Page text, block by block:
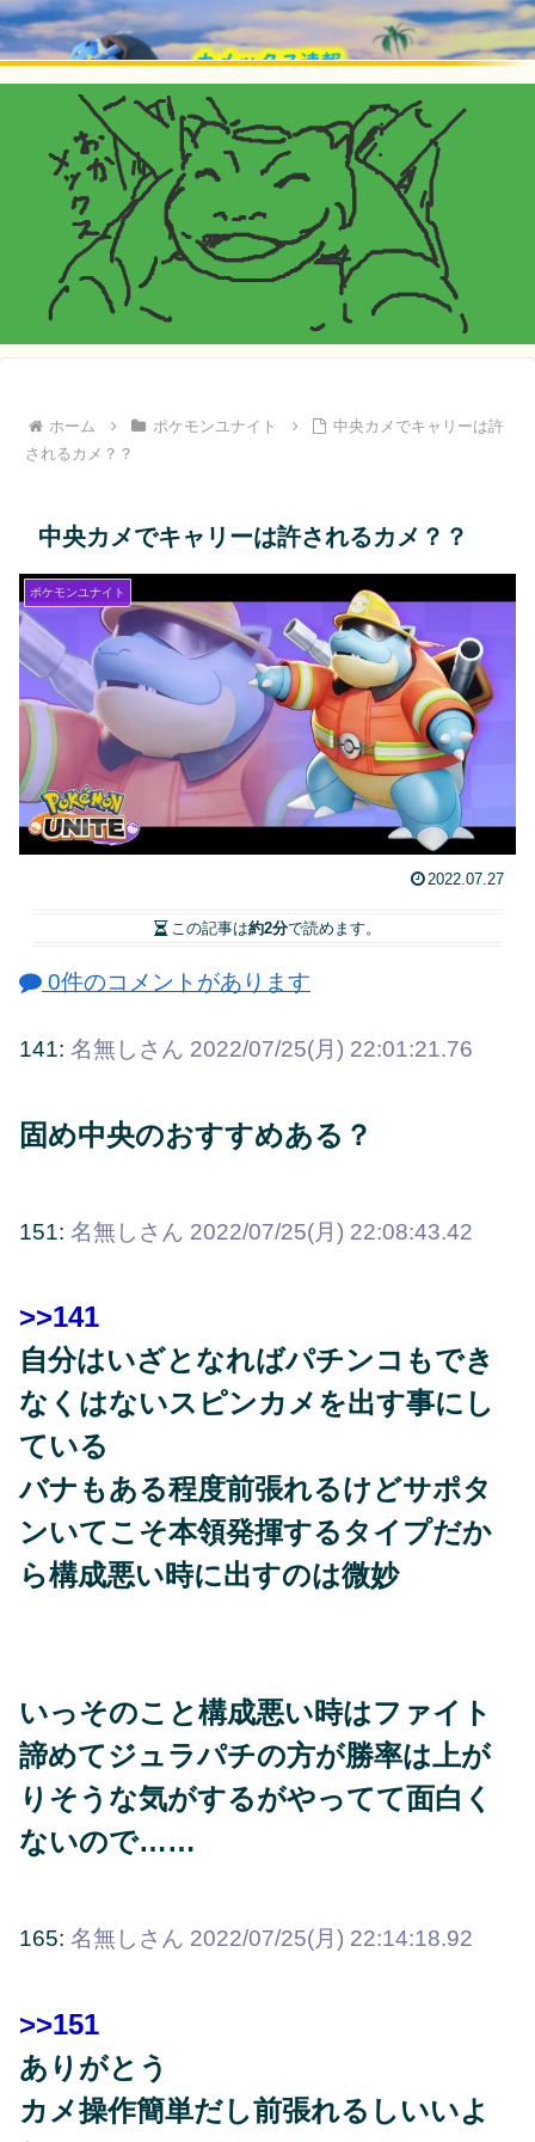
ホーム ポケモンユナイト
中央カメでキャリーは許
されるカメ？？
中央カメでキャリーは許されるカメ？？
ポケモンユナイト
2022.07.27
この記事は約2分で読めます。
0件のコメントがあります
141: 名無しさん 2022/07/25(月) 22:01:21.76
固め中央のおすすめある？
151: 名無しさん 2022/07/25(月) 22:08:43.42
>>141
自分はいざとなればパチンコもでき
なくはないスピンカメを出す事にし
ている
バナもある程度前張れるけどサポタ
ンいてこそ本領発揮するタイプだか
ら構成悪い時に出すのは微妙
いっそのこと構成悪い時はファイト
諦めてジュラパチの方が勝率は上が
りそうな気がするがやってて面白く
ないので……
165: 名無しさん 2022/07/25(月) 22:14:18.92
>>151
ありがとう
カメ操作簡単だし前張れるしいいよ